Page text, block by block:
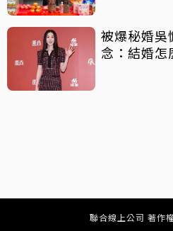
被爆秘婚吳
念：結婚怎
聯合線上公司 著作